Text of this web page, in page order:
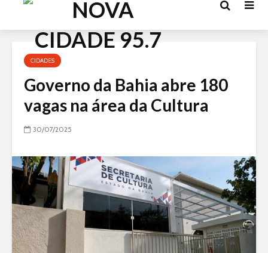
Acessar
conteúdoCIDADES
Governo da Bahia abre 180
vagas na área da Cultura
30/07/2025